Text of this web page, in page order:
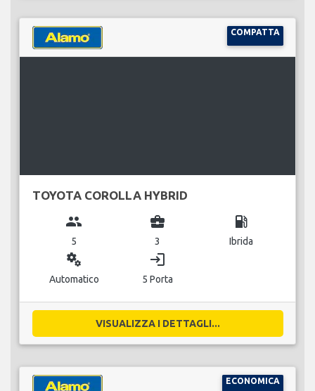
COMPATTA
TOYOTA COROLLA HYBRID
group
5
business_center
3
local_gas_station
Ibrida
miscellaneous_services
Automatico
login
5 Porta
VISUALIZZA I DETTAGLI...
ECONOMICA